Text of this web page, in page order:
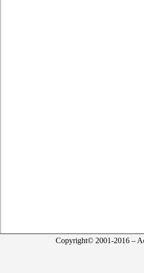
Copyright© 2001-2016 –